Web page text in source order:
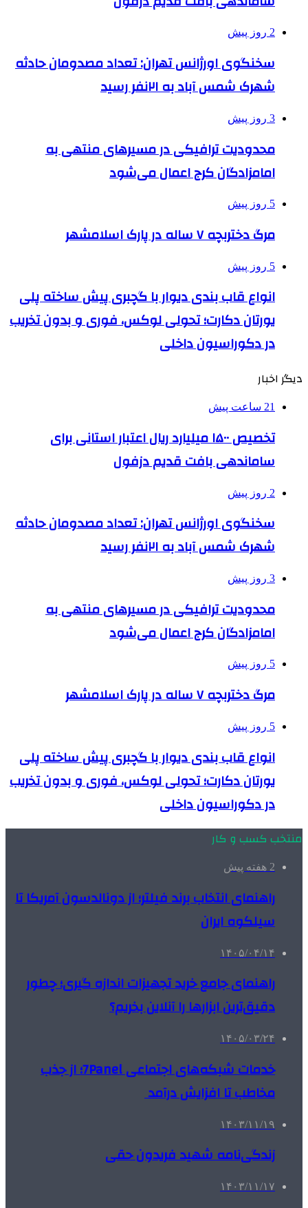
2 روز پیش
سخنگوی اورژانس تهران: تعداد مصدومان حادثه
شهرک شمس آباد به ۲۱نفر رسید
3 روز پیش
محدودیت ترافیکی در مسیرهای منتهی به
امامزادگان کرج اعمال می‌شود
5 روز پیش
مرگ دختربچه ۷ ساله در پارک اسلامشهر
5 روز پیش
انواع قاب بندی دیوار با گچبری پیش ساخته پلی
یورتان دکارت؛ تحولی لوکس، فوری و بدون تخریب
در دکوراسیون داخلی
دیگر اخبار
21 ساعت پیش
تخصیص ۱۵۰۰ میلیارد ریال اعتبار استانی برای
ساماندهی بافت قدیم دزفول
2 روز پیش
سخنگوی اورژانس تهران: تعداد مصدومان حادثه
شهرک شمس آباد به ۲۱نفر رسید
3 روز پیش
محدودیت ترافیکی در مسیرهای منتهی به
امامزادگان کرج اعمال می‌شود
5 روز پیش
مرگ دختربچه ۷ ساله در پارک اسلامشهر
5 روز پیش
انواع قاب بندی دیوار با گچبری پیش ساخته پلی
یورتان دکارت؛ تحولی لوکس، فوری و بدون تخریب
در دکوراسیون داخلی
منتخب کسب و کار
2 هفته پیش
راهنمای انتخاب برند فیلتر؛ از دونالدسون آمریکا تا
سیلکوه ایران
۱۴۰۵/۰۴/۱۴
راهنمای جامع خرید تجهیزات اندازه گیری؛ چطور
دقیق‌ترین ابزارها را آنلاین بخریم؟
۱۴۰۵/۰۳/۲۴
خدمات شبکه‌های اجتماعی 7Panel؛ از جذب
مخاطب تا افزایش درآمد
۱۴۰۳/۱۱/۱۹
زندگی‌نامه شهید فریدون حقی
۱۴۰۳/۱۱/۱۷